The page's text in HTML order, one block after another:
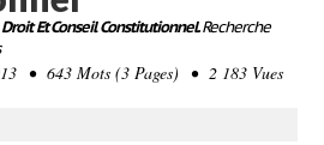
Et Conseil Constitutionnel.Recherche
• 643 Mots (3 Pages) • 2 183 Vues